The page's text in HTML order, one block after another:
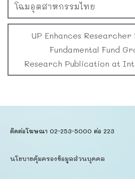
โฉมอุตสาหกรรมไทย
UP Enhances
Fundamental Fund
Research Publication at
ติดต่อโฆษณา 02-253-5000​ ต่อ 223
นโยบายคุ้มครองข้อมูลส่วนบุคคล​